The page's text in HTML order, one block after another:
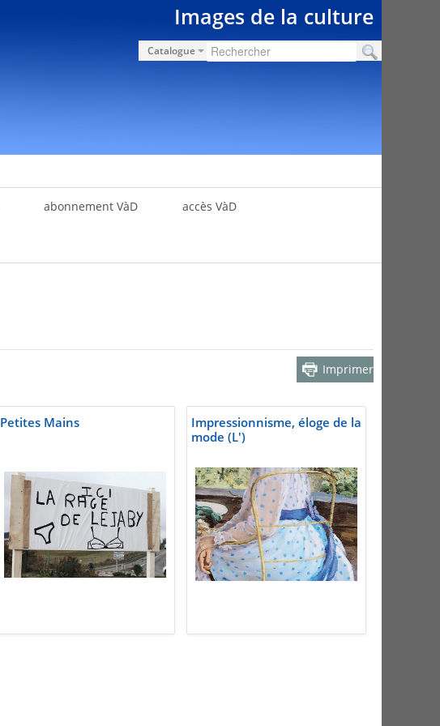
Images de la culture
Catalogue
abonnement VàD accès VàD
Imprimer
Petites Mains
Impressionnisme, éloge de la
mode (L')